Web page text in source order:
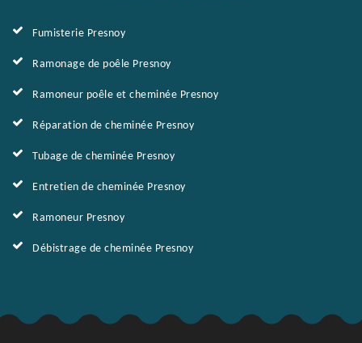
Fumisterie Presnoy
Ramonage de poêle Presnoy
Ramoneur poêle et cheminée Presnoy
Réparation de cheminée Presnoy
Tubage de cheminée Presnoy
Entretien de cheminée Presnoy
Ramoneur Presnoy
Débistrage de cheminée Presnoy